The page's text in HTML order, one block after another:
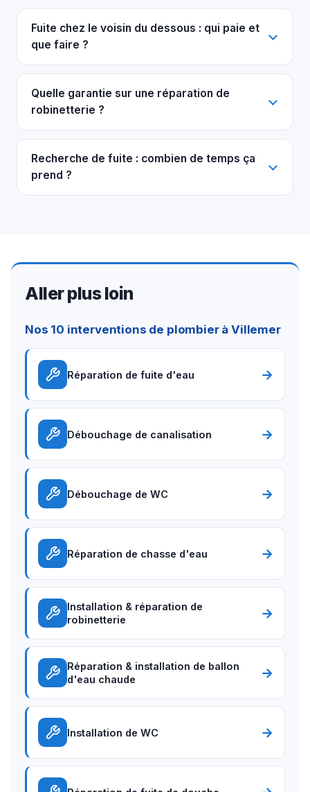
Fuite chez le voisin du dessous : qui paie et
que faire ?
Quelle garantie sur une réparation de
robinetterie ?
Recherche de fuite : combien de temps ça
prend ?
Aller plus loin
Nos 10 interventions de plombier à Villemer
Réparation de fuite d'eau →
Débouchage de canalisation →
Débouchage de WC →
Réparation de chasse d'eau →
Installation & réparation de
robinetterie
→
Réparation & installation de ballon
d'eau chaude
→
Installation de WC →